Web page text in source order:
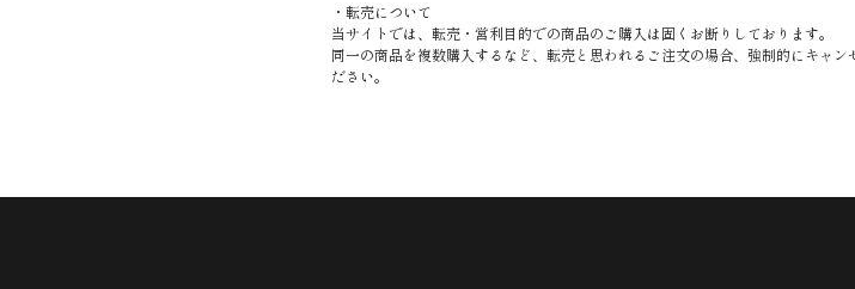
・転売について
当サイトでは、転売・営利目的での商品のご購入は固くお断りしております。
同一の商品を複数購入するなど、転売と思われるご注文の場合、強制的にキャ
ださい。